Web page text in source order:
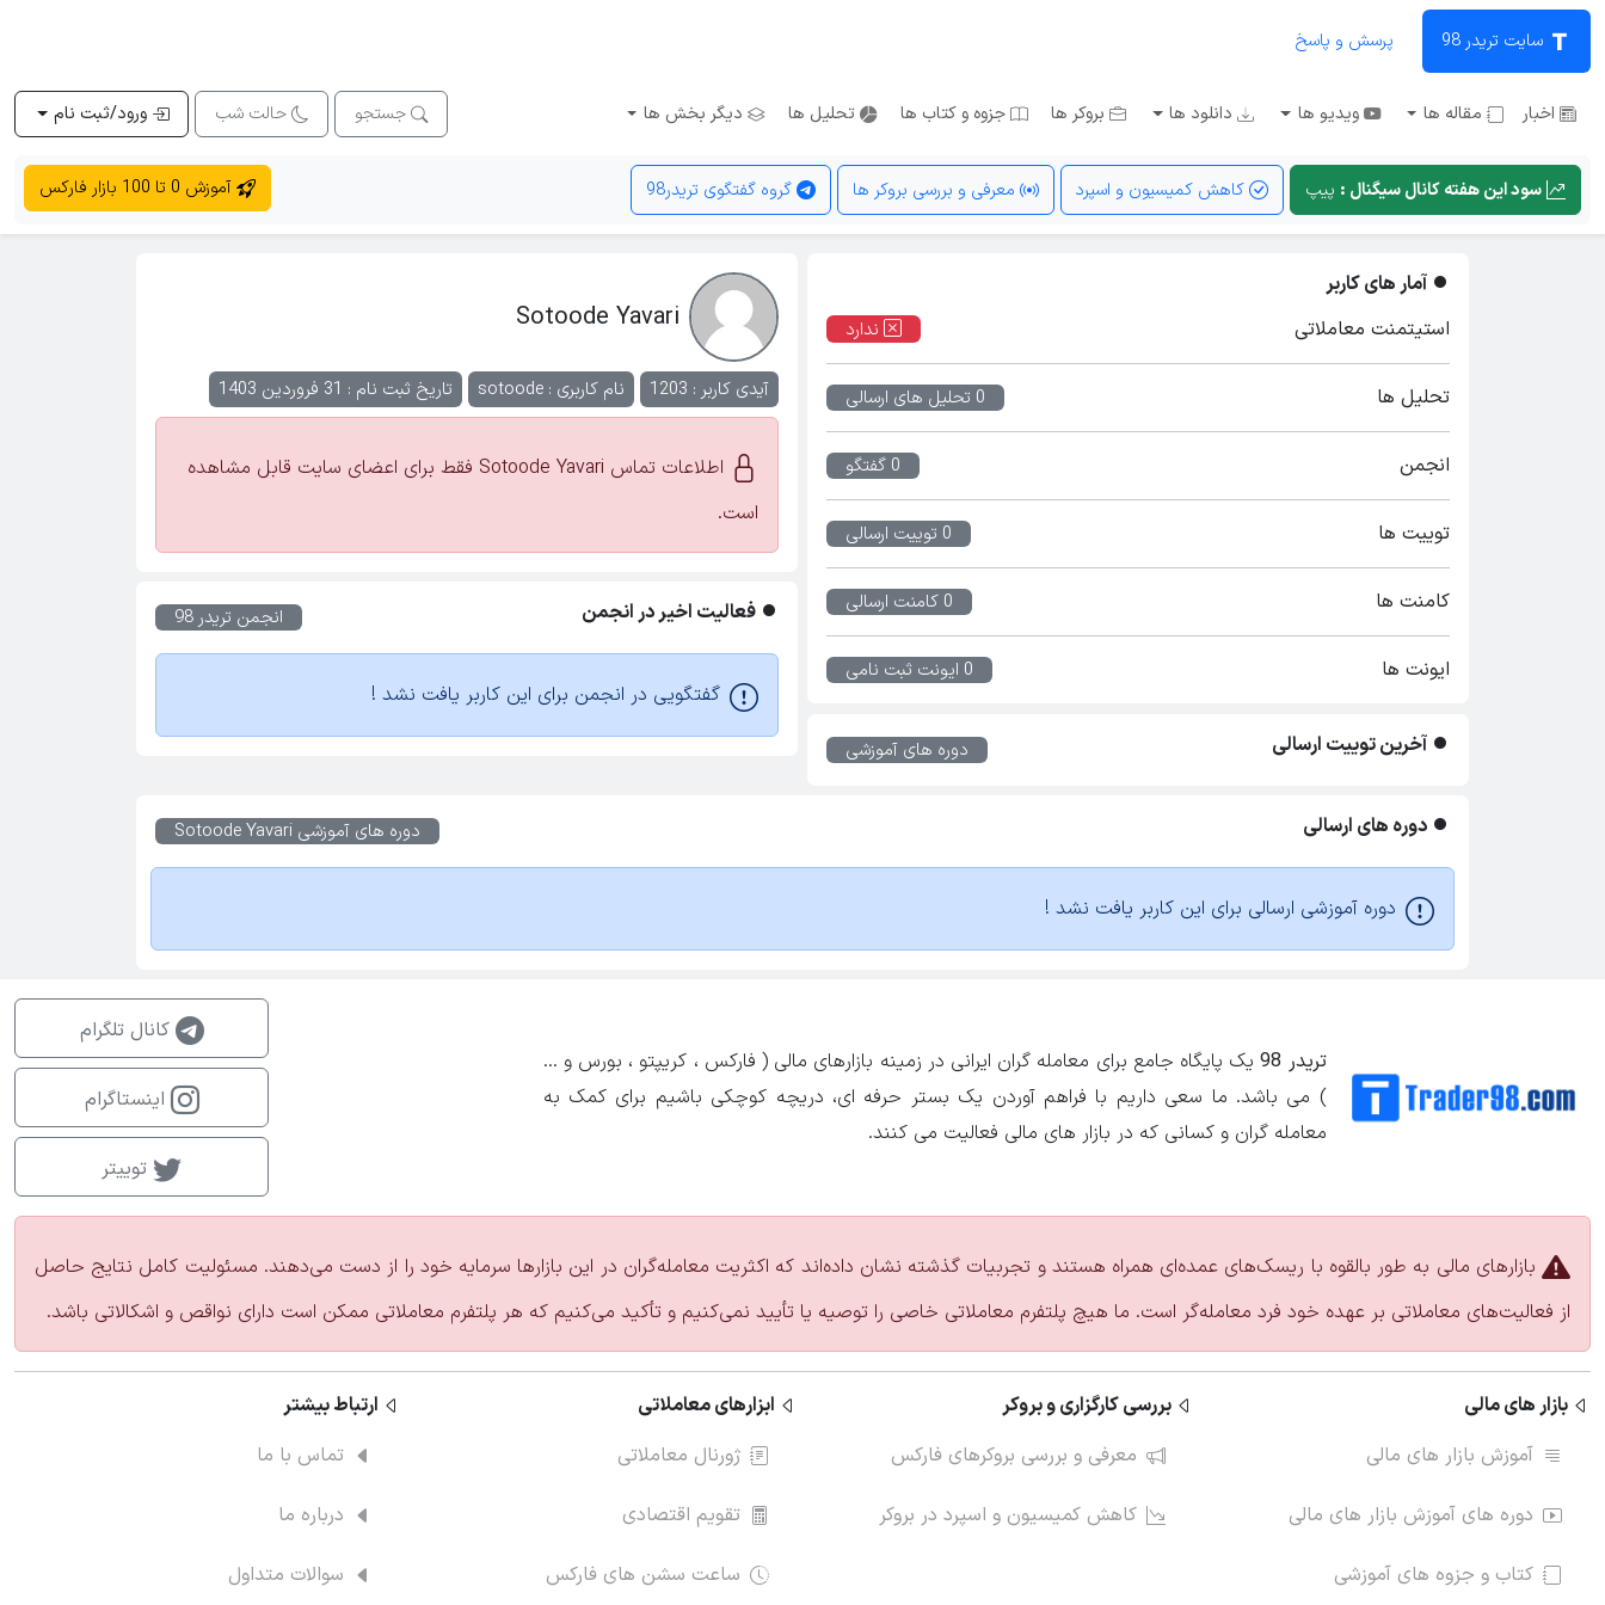
سایت تریدر 98 پرسش و پاسخ
اخبار مقاله ها ویدیو ها دانلود ها بروکر ها جزوه و کتاب ها تحلیل ها دیگر بخش ها جستجو حالت شب
سود این هفته کانال سیگنال : پیپ کاهش کمیسیون و اسپرد معرفی و بررسی بروکر ها گروه گفتگوی تریدر98 آموزش 0 تا 100 بازار فارکس
Sotoode Yavari
آیدی کاربر : 1203 نام کاربری : sotoode تاریخ ثبت نام : 31 فروردین 1403
اطلاعات تماس Sotoode Yavari فقط برای اعضای سایت قابل مشاهده
است.
آمار های کاربر
استیتمنت معاملاتی
ندارد
تحلیل ها 0 تحلیل های ارسالی
انجمن 0 گفتگو
توییت ها 0 توییت ارسالی
کامنت ها 0 کامنت ارسالی
ایونت ها 0 ایونت ثبت نامی
فعالیت اخیر در انجمن انجمن تریدر 98
گفتگویی در انجمن برای این کاربر یافت نشد !
آخرین توییت ارسالی
دوره های آموزشی
دوره های ارسالی دوره های آموزشی Sotoode Yavari
دوره آموزشی ارسالی برای این کاربر یافت نشد !
تریدر 98
یک پایگاه جامع برای معامله گران ایرانی در زمینه بازارهای مالی ( فارکس ، کریپتو ، بورس و ...
) می باشد. ما سعی داریم با فراهم آوردن یک بستر حرفه ای، دریچه کوچکی باشیم برای کمک به
معامله گران و کسانی که در بازار های مالی فعالیت می کنند.
کانال تلگرام
اینستاگرام
توییتر
بازارهای مالی به طور بالقوه با ریسک‌های عمده‌ای همراه هستند و تجربیات گذشته نشان داده‌اند که اکثریت معامله‌گران در این بازارها سرمایه خود را از دست می‌دهند. مسئولیت کامل نتایج حاصل
از فعالیت‌های معاملاتی بر عهده خود فرد معامله‌گر است. ما هیچ پلتفرم معاملاتی خاصی را توصیه یا تأیید نمی‌کنیم و تأکید می‌کنیم که هر پلتفرم معاملاتی ممکن است دارای نواقص و اشکالاتی باشد.
بازار های مالی
آموزش بازار های مالی
دوره های آموزش بازار های مالی
کتاب و جزوه های آموزشی
بررسی کارگزاری و بروکر
معرفی و بررسی بروکرهای فارکس
کاهش کمیسیون و اسپرد در بروکر
ابزارهای معاملاتی
ژورنال معاملاتی
تقویم اقتصادی
ساعت سشن های فارکس
ارتباط‌ بیشتر
تماس با ما
درباره ما
سوالات متداول